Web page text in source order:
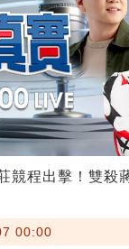
競程出擊！雙殺
00:00